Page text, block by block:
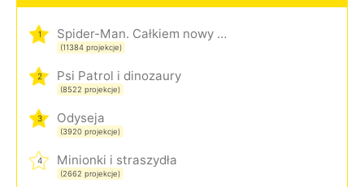
1 Spider-Man. Całkiem nowy dzień
(11384 projekcje)
2 Psi Patrol i dinozaury
(8522 projekcje)
3 Odyseja
(3920 projekcje)
4 Minionki i straszydła
(2662 projekcje)